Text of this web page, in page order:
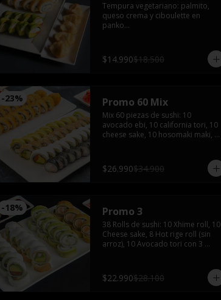
Tempura vegetariano: palmito,
queso crema y ciboulette en
panko
palta sin arroz
Gyozas de champiñón queso
$14.990$18.500
-23% Promo 60 Mix
Mix 60 piezas de sushi: 10
avocado ebi, 10 california tori, 10
cheese sake, 10 hosomaki maki, 10
jengibre, wasabi, 4 palitos
$26.990$34.900
-18% Promo 3
38 Rolls de sushi: 10 Xhime roll, 10
Cheese sake, 8 Hot rige roll (sin
arroz), 10 Avocado tori con 3
$22.990$28.100